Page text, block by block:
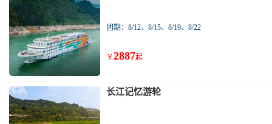
团期：8/12、8/15、8/19、8/22
￥2887起
长江记忆游轮